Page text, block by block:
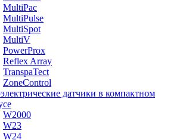
MultiPac
MultiPulse
MultiSpot
MultiV
PowerProx
Reflex Array
TranspaTect
ZoneControl
датчики в компактном
W2000
W23
W24